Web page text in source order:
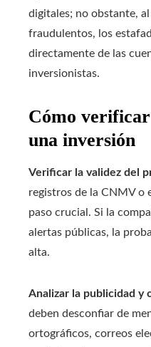
digitales; no obstante,
fraudulentos, los
directamente de las
inversionistas.
Cómo
una inversión
Verificar la validez del
registros de la CNMV o
paso crucial. Si la
alertas públicas, la
alta.
Analizar la publicidad y
deben desconfiar de
ortográficos, correos